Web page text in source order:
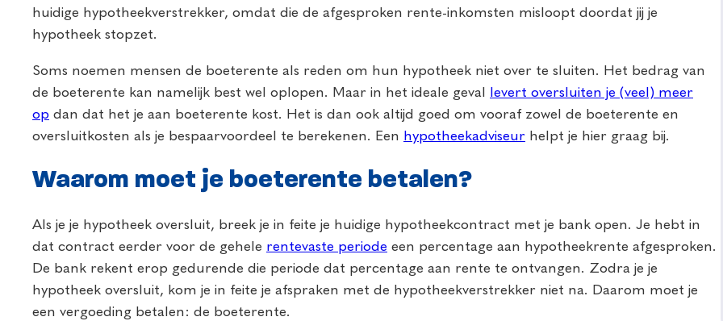
huidige hypotheekverstrekker, omdat die de afgesproken rente-inkomsten misloopt doordat jij je
hypotheek stopzet.
Soms noemen mensen de boeterente als reden om hun hypotheek niet over te sluiten. Het bedrag van
de boeterente kan namelijk best wel oplopen. Maar in het ideale geval
levert oversluiten je (veel) meer
op dan dat het je aan boeterente kost. Het is dan ook altijd goed om vooraf zowel de boeterente en
oversluitkosten als je bespaarvoordeel te berekenen. Een hypotheekadviseur helpt je hier graag bij.
Waarom moet je boeterente betalen?
Als je je hypotheek oversluit, breek je in feite je huidige hypotheekcontract met je bank open. Je hebt in
dat contract eerder voor de gehele rentevaste periode een percentage aan hypotheekrente afgesproken.
De bank rekent erop gedurende die periode dat percentage aan rente te ontvangen. Zodra je je
hypotheek oversluit, kom je in feite je afspraken met de hypotheekverstrekker niet na. Daarom moet je
een vergoeding betalen: de boeterente.